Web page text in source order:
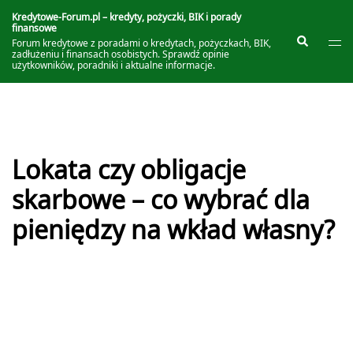
do
treści
Kredytowe-Forum.pl – kredyty, pożyczki, BIK i porady
finansowe
Forum kredytowe z poradami o kredytach, pożyczkach, BIK,
zadłużeniu i finansach osobistych. Sprawdź opinie
użytkowników, poradniki i aktualne informacje.
Szukaj
Lokata czy obligacje
skarbowe – co wybrać dla
pieniędzy na wkład własny?